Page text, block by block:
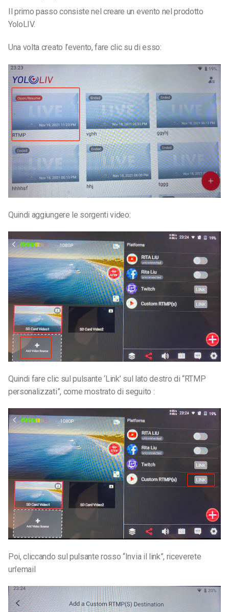
Il primo passo consiste nel creare un evento nel prodotto
YoloLIV.
Una volta creato l’evento, fare clic su di esso:
Quindi aggiungere le sorgenti video:
Quindi fare clic sul pulsante ‘Link’ sul lato destro di “RTMP
personalizzati”, come mostrato di seguito :
Poi, cliccando sul pulsante rosso “Invia il link”, riceverete
un’email